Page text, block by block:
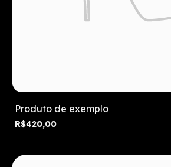
Produto de exemplo
R$420,00